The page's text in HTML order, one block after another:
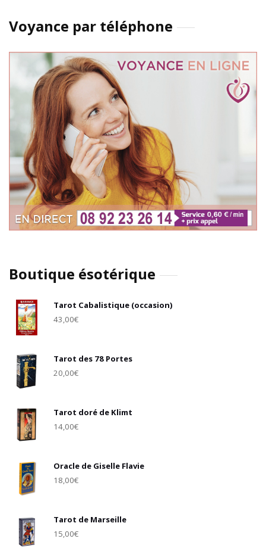
Voyance par téléphone
Boutique ésotérique
Tarot Cabalistique (occasion)
43,00€
Tarot des 78 Portes
20,00€
Tarot doré de Klimt
14,00€
Oracle de Giselle Flavie
18,00€
Tarot de Marseille
15,00€